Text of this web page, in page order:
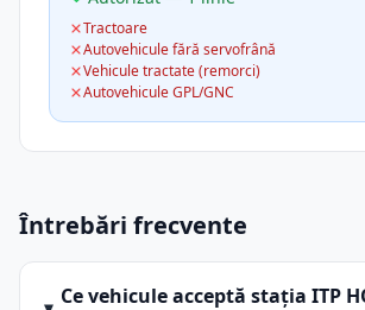
Tractoare
Autovehicule fără servofrână
Vehicule tractate (remorci)
Autovehicule GPL/GNC
Întrebări frecvente
Ce vehicule acceptă stația ITP